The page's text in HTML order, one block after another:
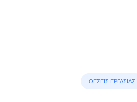
ΘΕΣΕΙΣ ΕΡΓΑΣΙΑΣ